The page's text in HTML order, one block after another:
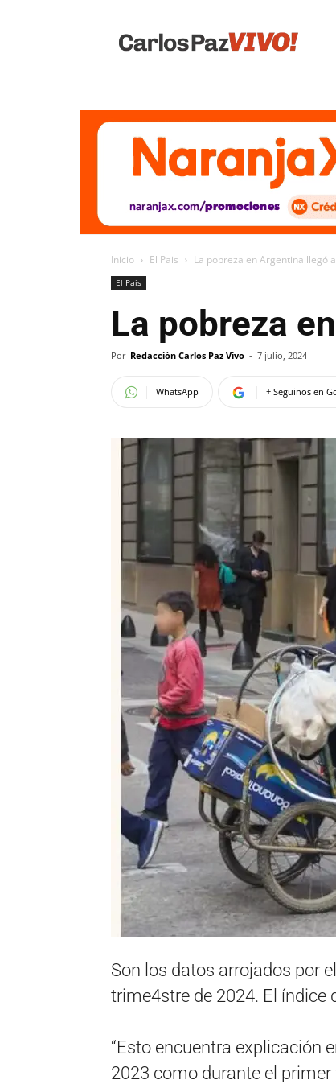
Vivo
Inicio El Pais La pobreza en Argentina llegó
El Pais
La pobreza
Por Redacción Carlos Paz Vivo - 7 julio, 2024
WhatsApp + Seguinos en
Son los datos arrojados por
trime4stre de 2024. El índice
“Esto encuentra explicación
2023 como durante el